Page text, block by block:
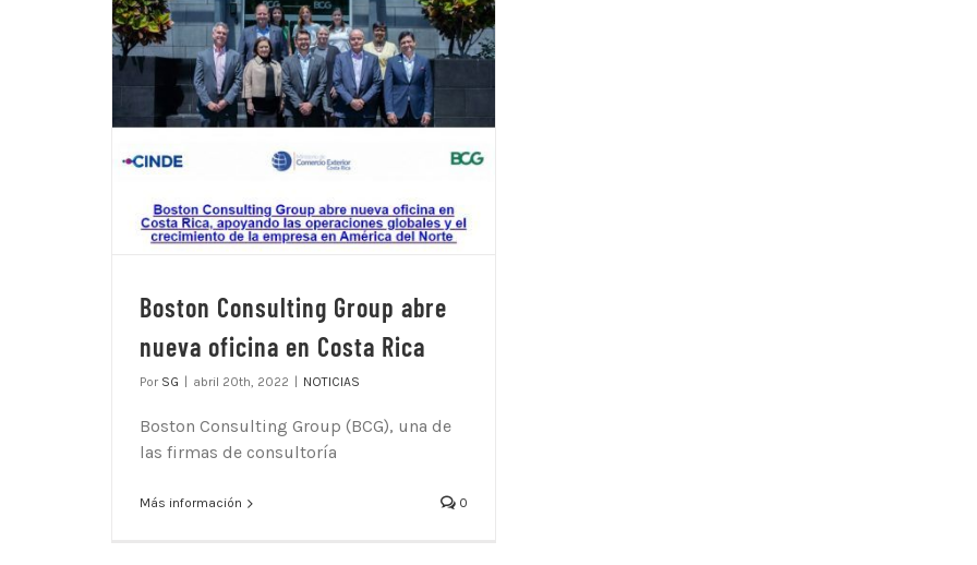
Boston Consulting Group abre
nueva oficina en Costa Rica
Por SG | abril 20th, 2022 | NOTICIAS
Boston Consulting Group (BCG), una de
las firmas de consultoría
Más información 0